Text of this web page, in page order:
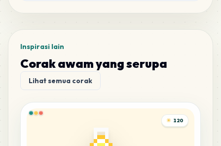
Inspirasi lain
Corak awam yang serupa
Lihat semua corak
120